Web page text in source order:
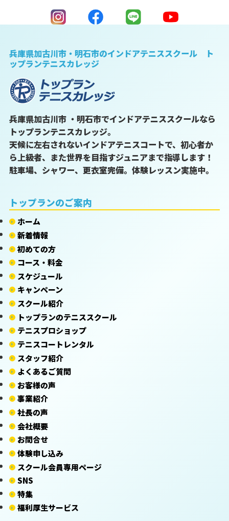
兵庫県加古川市・明石市のインドアテニススクール ト
ップランテニスカレッジ
兵庫県加古川市 ・明石市でインドアテニススクールなら
トップランテニスカレッジ。
天候に左右されないインドアテニスコートで、初心者か
ら上級者、また世界を目指すジュニアまで指導します！
駐車場、シャワー、更衣室完備。体験レッスン実施中。
トップランのご案内
ホーム
新着情報
初めての方
コース・料金
スケジュール
キャンペーン
スクール紹介
トップランのテニススクール
テニスプロショップ
テニスコートレンタル
スタッフ紹介
よくあるご質問
お客様の声
事業紹介
社長の声
会社概要
お問合せ
体験申し込み
スクール会員専用ページ
SNS
特集
福利厚生サービス